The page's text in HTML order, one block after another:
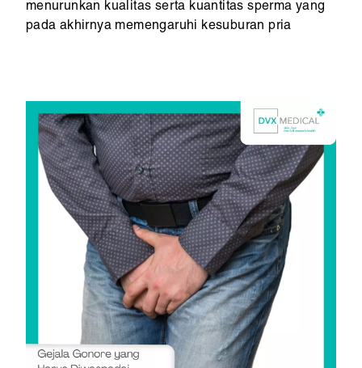
menurunkan kualitas serta kuantitas sperma yang
pada akhirnya memengaruhi kesuburan pria